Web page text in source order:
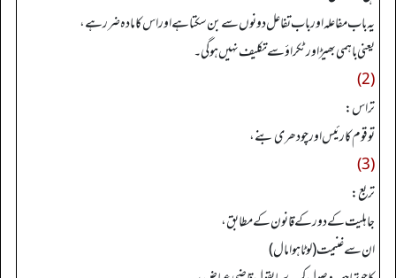
یہ باب مفاعلہ اور باب تفاعل دونوں سے بن سکتا ہے اور اس کا مادہ ضرر ہے،
یعنی باہمی بھیڑ اور ٹکراؤ سے تکلیف نہیں ہوگی۔
(2)
تراس:
توقوم کا رئیس اور چودھری بنے،
(3)
تربع:
جاہلیت کے دور کے قانون کے مطابق،
ان سے غنیمت(لوٹاہوامال)